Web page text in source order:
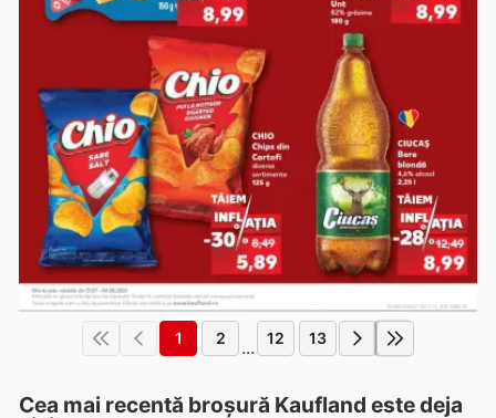
1 2 ... 12 13
Cea mai recentă broșură Kaufland este deja